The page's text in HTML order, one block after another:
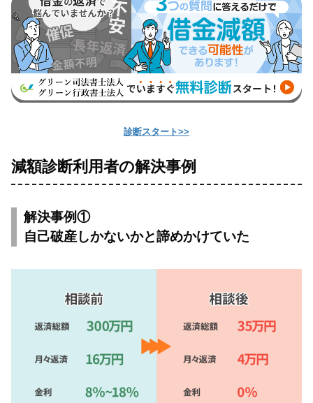
診断スタート>>
減額診断利用者の解決事例
解決事例①
自己破産しかないかと諦めかけていた